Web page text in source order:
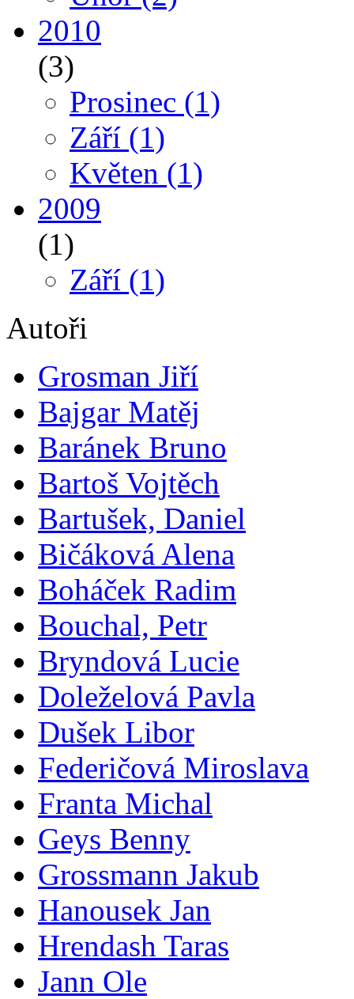
2010
(3)
Prosinec (1)
Září (1)
Květen (1)
2009
(1)
Září (1)
Autoři
Grosman Jiří
Bajgar Matěj
Baránek Bruno
Bartoš Vojtěch
Bartušek, Daniel
Bičáková Alena
Boháček Radim
Bouchal, Petr
Bryndová Lucie
Doleželová Pavla
Dušek Libor
Federičová Miroslava
Franta Michal
Geys Benny
Grossmann Jakub
Hanousek Jan
Hrendash Taras
Jann Ole